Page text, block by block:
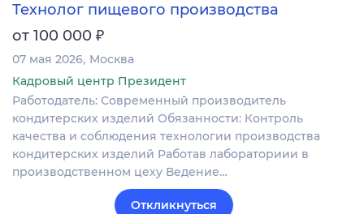
Технолог пищевого производства
от 100 000 ₽
07 мая 2026 Москва
Кадровый центр Президент
Работодатель: Современный производитель
кондитерских изделий Обязанности: Контроль
качества и соблюдения технологии производства
кондитерских изделий Работав лабораториии в
производственном цеху Ведение…
Откликнуться